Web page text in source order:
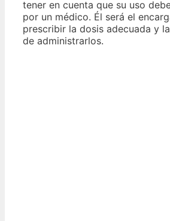
tener en cuenta que su uso
por un médico. Él será el
prescribir la dosis adecuada y
de administrarlos.